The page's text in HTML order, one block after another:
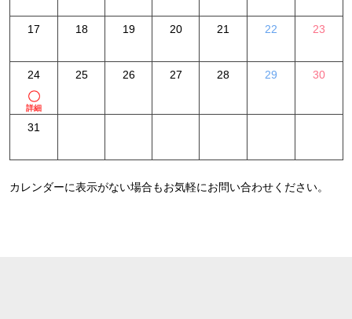
17 18 19 20 21 22 23
24
詳細
25 26 27 28 29 30
31
カレンダーに表示がない場合もお気軽にお問い合わせください。